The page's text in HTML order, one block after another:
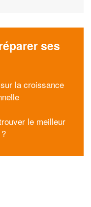
ses
la croissance
le meilleur